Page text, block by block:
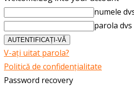
numele
parola dvs
V-ați uitat parola?
Politică de confidențialitate
Password recovery